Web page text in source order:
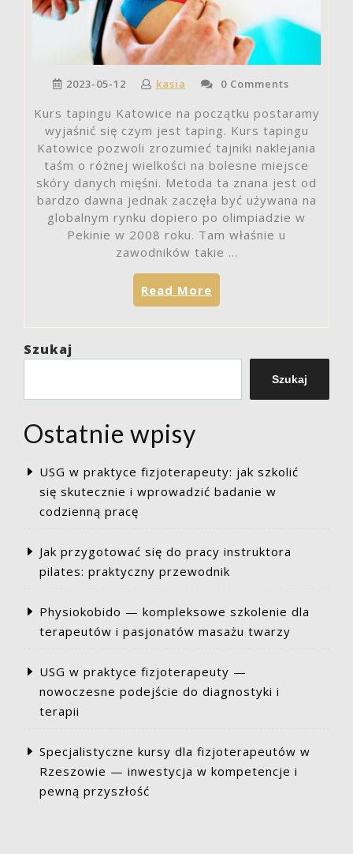
2023-05-12 kasia 0 Comments
Kurs tapingu Katowice na początku postaramy
wyjaśnić się czym jest taping. Kurs tapingu
Katowice pozwoli zrozumieć tajniki naklejania
taśm o różnej wielkości na bolesne miejsce
skóry danych mięśni. Metoda ta znana jest od
bardzo dawna jednak zaczęła być używana na
globalnym rynku dopiero po olimpiadzie w
Pekinie w 2008 roku. Tam właśnie u
zawodników takie …
Read More
tapingu
dobrać
najsolidniejszą
Szukaj
Szukaj
Ostatnie wpisy
USG w praktyce fizjoterapeuty: jak szkolić
się skutecznie i wprowadzić badanie w
codzienną pracę
Jak przygotować się do pracy instruktora
pilates: praktyczny przewodnik
Physiokobido — kompleksowe szkolenie dla
terapeutów i pasjonatów masażu twarzy
USG w praktyce fizjoterapeuty —
nowoczesne podejście do diagnostyki i
terapii
Specjalistyczne kursy dla fizjoterapeutów w
Rzeszowie — inwestycja w kompetencje i
pewną przyszłość